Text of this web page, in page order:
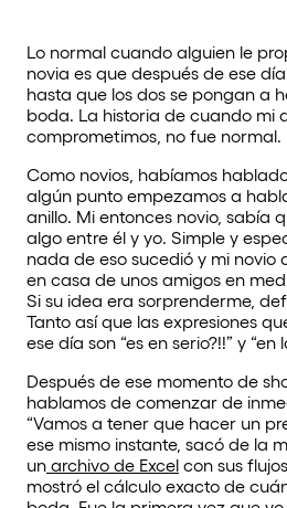
Lo normal cuando alguien le
novia es que después de ese
hasta que los dos se pongan a
boda. La historia de cuando mi
comprometimos, no fue normal.
Como novios, habíamos
algún punto empezamos a
anillo. Mi entonces novio, sabía
algo entre él y yo. Simple y
nada de eso sucedió y mi novio
en casa de unos amigos en
Si su idea era sorprenderme,
Tanto así que las expresiones
ese día son “es en serio?!!” y “en
Después de ese momento de
hablamos de comenzar de
“Vamos a tener que hacer un
ese mismo instante, sacó de la
un archivo de Excel con sus
mostró el cálculo exacto de